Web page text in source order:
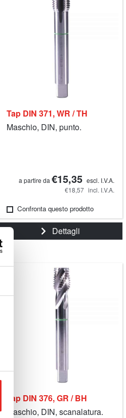
Tap DIN 371, WR / TH
Maschio, DIN, punto.
a partire da €15,35 escl. I.V.A.
€18,57 incl. I.V.A.
Confronta questo prodotto
Dettagli
Tap DIN 376, GR / BH
Maschio, DIN, scanalatura.